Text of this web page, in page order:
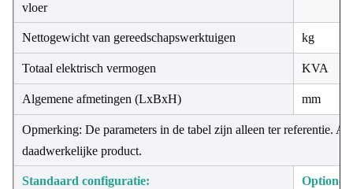
vloer
Nettogewicht van gereedschapswerktuigen kg
Totaal elektrisch vermogen KVA
Algemene afmetingen (LxBxH) mm
Opmerking: De parameters in de tabel zijn alleen ter referentie.
daadwerkelijke product.
Standaard configuratie: